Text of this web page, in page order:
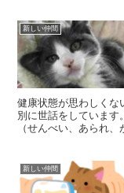
新しい仲間
健康状態が思わしくな
別に世話をしています
（せんべい、あられ
新しい仲間